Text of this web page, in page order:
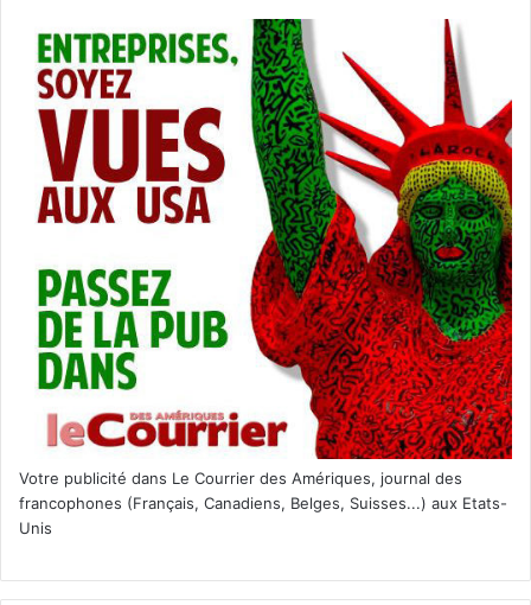
Votre publicité dans Le Courrier des Amériques, journal des
francophones (Français, Canadiens, Belges, Suisses...) aux Etats-
Unis